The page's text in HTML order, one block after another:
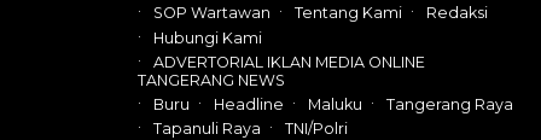
SOP Wartawan
Tentang Kami
Redaksi
Hubungi Kami
ADVERTORIAL IKLAN MEDIA ONLINE
TANGERANG NEWS
Buru
Headline Maluku
Tangerang Raya
Tapanuli Raya
TNI/Polri